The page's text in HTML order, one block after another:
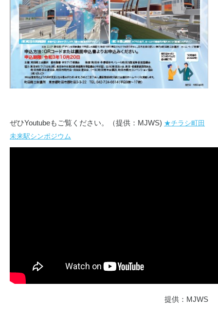
ぜひYoutubeもご覧ください。（提供：MJWS) ★チラシ町田
未来駅シンポジウム
提供：MJWS